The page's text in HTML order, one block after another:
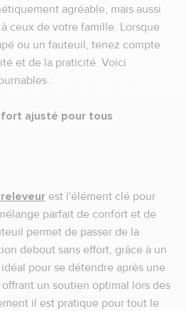
agréable, mais aussi
ceux de votre famille. Lorsque
ou un fauteuil, tenez compte
et de la praticité. Voici
:
ajusté pour tous
est l'élément clé pour
parfait de confort et de
permet de passer de la
debout sans effort, grâce à un
pour se détendre après une
un soutien optimal lors des
il est pratique pour tout le